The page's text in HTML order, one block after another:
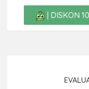
| DISKON